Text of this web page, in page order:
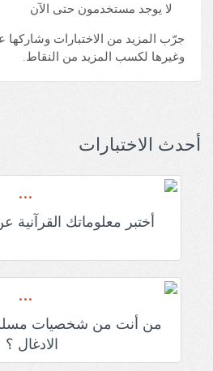
لا يوجد مستخدمون حتى الآن
وغيرها لكسب المزيد من النقاط.
أحدث الاختبارات
أختبر معلوماتك القرآنية
من أنت من شخصيات
الادغال ؟